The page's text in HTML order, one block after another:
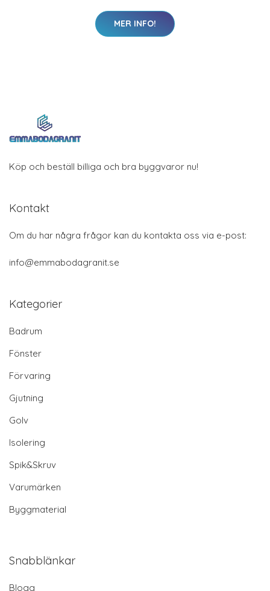
MER INFO!
Köp och beställ billiga och bra byggvaror nu!
Kontakt
Om du har några frågor kan du kontakta oss via e-post:
info@emmabodagranit.se
Kategorier
Badrum
Fönster
Förvaring
Gjutning
Golv
Isolering
Spik&Skruv
Varumärken
Byggmaterial
Snabblänkar
Blogg